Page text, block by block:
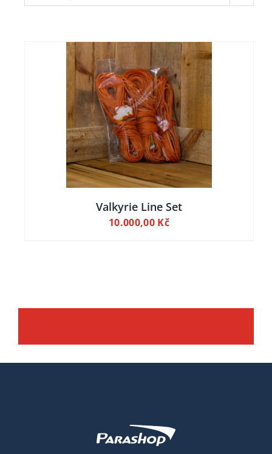
Valkyrie Line Set
10.000,00 Kč